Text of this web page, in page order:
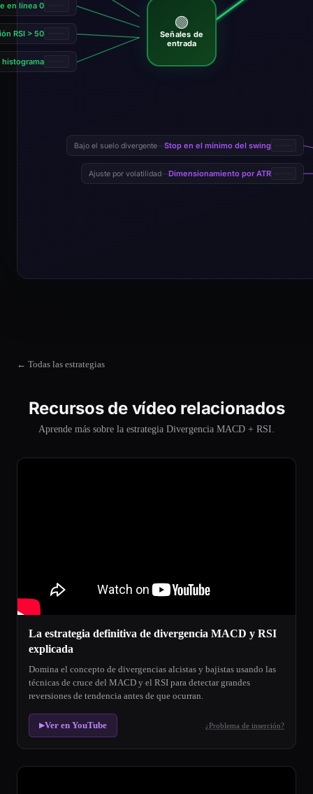
🟢
Señales de
entrada
en línea 0
RSI > 50
Stop en el mínimo del swing
Bajo el suelo divergente
Dimensionamiento por ATR
Ajuste por volatilidad
← Todas las estrategias
Recursos de vídeo relacionados
Aprende más sobre la estrategia Divergencia MACD + RSI.
La estrategia definitiva de divergencia MACD y RSI
explicada
Domina el concepto de divergencias alcistas y bajistas usando las
técnicas de cruce del MACD y el RSI para detectar grandes
reversiones de tendencia antes de que ocurran.
▶Ver en YouTube ¿Problema de inserción?